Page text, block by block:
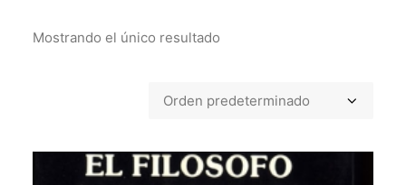
INICIO
CATEGORÍAS
Mostrando el único resultado